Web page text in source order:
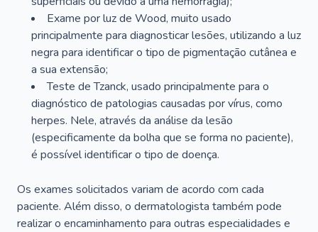
Exame por luz de Wood, muito usado
principalmente para diagnosticar lesões, utilizando a luz
negra para identificar o tipo de pigmentação cutânea e
a sua extensão;
Teste de Tzanck, usado principalmente para o
diagnóstico de patologias causadas por vírus, como
herpes. Nele, através da análise da lesão
(especificamente da bolha que se forma no paciente),
é possível identificar o tipo de doença.
Os exames solicitados variam de acordo com cada
paciente. Além disso, o dermatologista também pode
realizar o encaminhamento para outras especialidades e